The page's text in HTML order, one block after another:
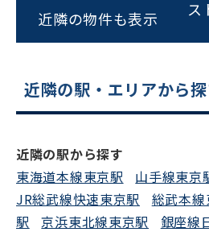
0120-
電話でお問い
近隣の物件も表示
ス
近隣の駅・エリアから
近隣の駅から探す
東海道本線東京駅
山手線東京
JR総武線快速東京駅
総武本
駅
京浜東北線東京駅 銀座線